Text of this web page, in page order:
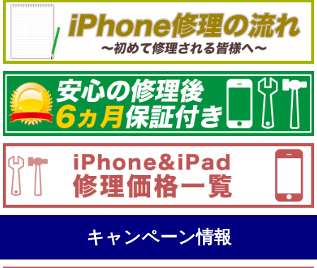
キャンペーン情報